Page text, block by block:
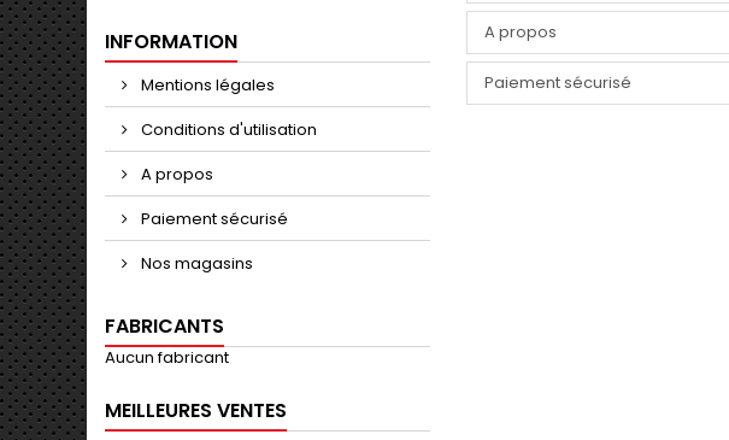
INFORMATION
Mentions légales
Conditions d'utilisation
A propos
Paiement sécurisé
Nos magasins
FABRICANTS
Aucun fabricant
MEILLEURES VENTES
A propos
Paiement sécurisé